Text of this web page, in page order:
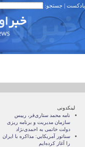
پادکست | جستجو:
لینکدونی
نامه محمد ستاری‌فر، رییس
سازمان مدیریت و برنامه ریزی
دولت خاتمی به احمدی‌نژاد
سناتور آمريکايي: مذاکره با ايران
را آغاز کرده‌ايم